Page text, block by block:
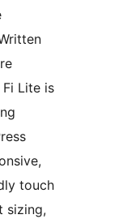
Fi Lite is
touch
sizing,